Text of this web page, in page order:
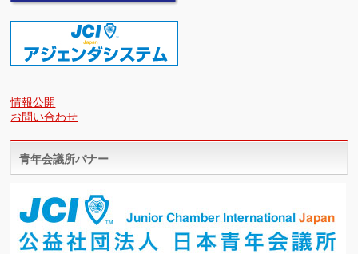
情報公開
お問い合わせ
青年会議所バナー